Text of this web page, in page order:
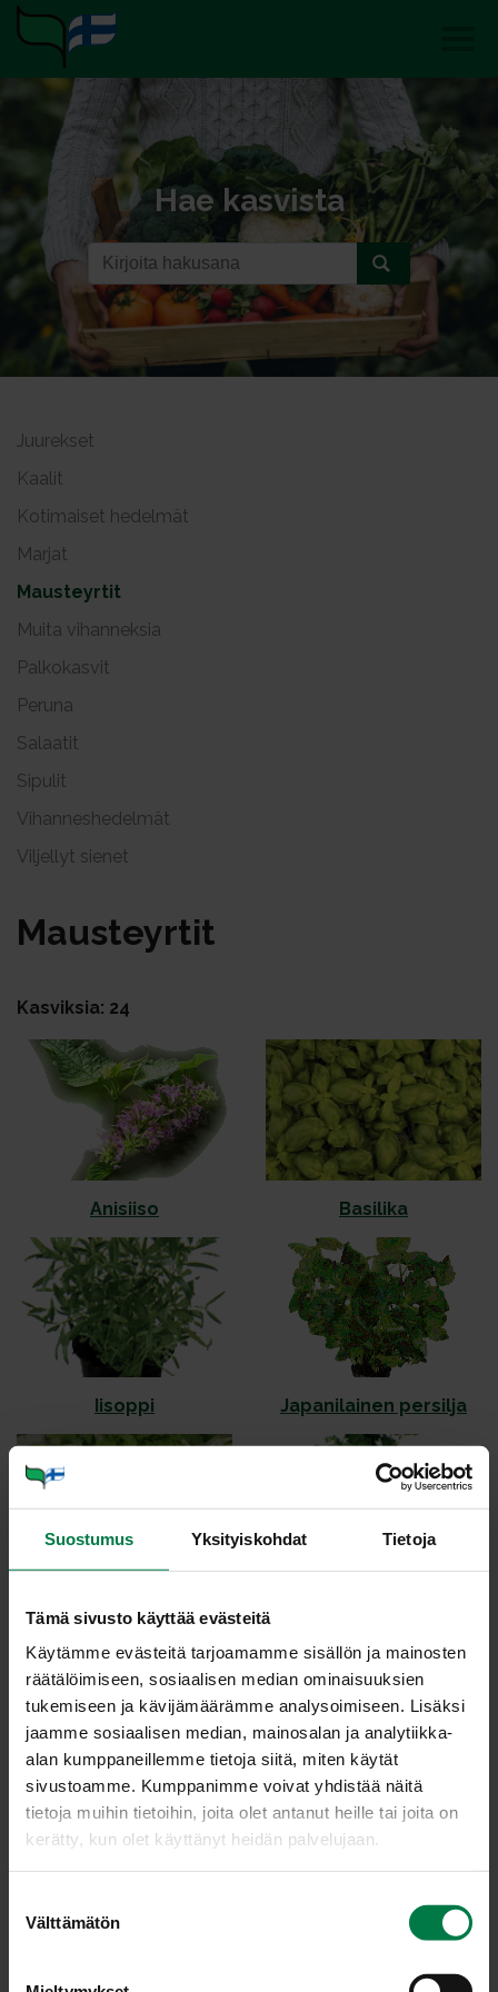
Suostumus Yksityiskohdat Tietoja
Tämä sivusto käyttää evästeitä
Käytämme evästeitä tarjoamamme sisällön ja mainosten
räätälöimiseen, sosiaalisen median ominaisuuksien
tukemiseen ja kävijämäärämme analysoimiseen. Lisäksi
jaamme sosiaalisen median, mainosalan ja analytiikka-
alan kumppaneillemme tietoja siitä, miten käytät
sivustoamme. Kumppanimme voivat yhdistää näitä
tietoja muihin tietoihin, joita olet antanut heille tai joita on
kerätty, kun olet käyttänyt heidän palvelujaan.
Välttämätön
Hae kasvista
Juurekset
Kaalit
Kotimaiset hedelmät
Marjat
Mausteyrtit
Muita vihanneksia
Palkokasvit
Peruna
Salaatit
Sipulit
Vihanneshedelmät
Viljellyt sienet
Maus­teyr­tit
Kasviksia: 24
Ani­sii­so Ba­si­li­ka
Ii­sop­pi Ja­pa­ni­lai­nen per­sil­ja
Ku­mi­na Kurk­kuyrt­ti